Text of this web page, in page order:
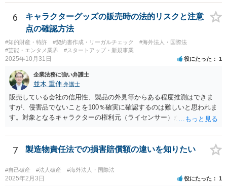
主手の地位確認請求を訴訟などで実施し、正式に権利関係を明らかに
することも考えられます。 また、仮に株式の割り当てがなされていな
いとのことであれば、出資契約の前提が果たされていないことになり
ますので、債務不履行を理由に契約を解除し、100万円の返金を要求す
ることも考えられるかと思慮いたします。 この他、持ち株比率などに
もよりますが、過半数を確保できるのであれば、相手方の解任請求を
たします。 いずれの手段をとるとしても、当時のやり取りや契約内
容、相手方の主張内容などによっても、とるべき手段が異なってきま
すので、本格的に争うことをお考えであれば、関連資料をお持ちのう
え、個別に弁護士にご相談をし、対策を立てていくべきと思慮いたし
ます。
6
キャラクターグッズの販売時の法的リスクと注意
点の確認方法
#知的財産・特許 #契約書作成・リーガルチェック
#海外法人・国際法
#芸能・エンタメ業界
#スタートアップ・新規事業
2025年10月31日 役にたった 1
企業法務に強い弁護士
並木 重伸 弁護士
販売している会社の信用性、製品の外見等からある程度推測はできま
すが、侵害品でないことを100％確実に確認するのは難しいと思われま
す。対象となるキャラクターの権利元（ライセンサー）がわかるので
頼し絵を作ってもらいそれを元に工場へ作成依頼などした場合」につ
いては、作ってもらった絵がオリジナルのものであれば問題はありま
せんが（ただし絵師などから権利を得ておく必要があります。）、既
存のキャラクターやそれに類似するものであれば、その権利元から許
諾を受けない限り著作権侵害となる可能性が高いです。
7 製造物責任法での損害賠償額の違いを知りたい
#自己破産 #法人破産 #海外法人・国際法
2025年2月3日 役にたった 1